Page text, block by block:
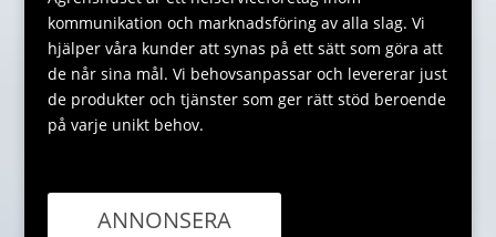
kommunikation och marknadsföring av alla slag. Vi
hjälper våra kunder att synas på ett sätt som göra att
de når sina mål. Vi behovsanpassar och levererar just
de produkter och tjänster som ger rätt stöd beroende
på varje unikt behov.
ANNONSERA